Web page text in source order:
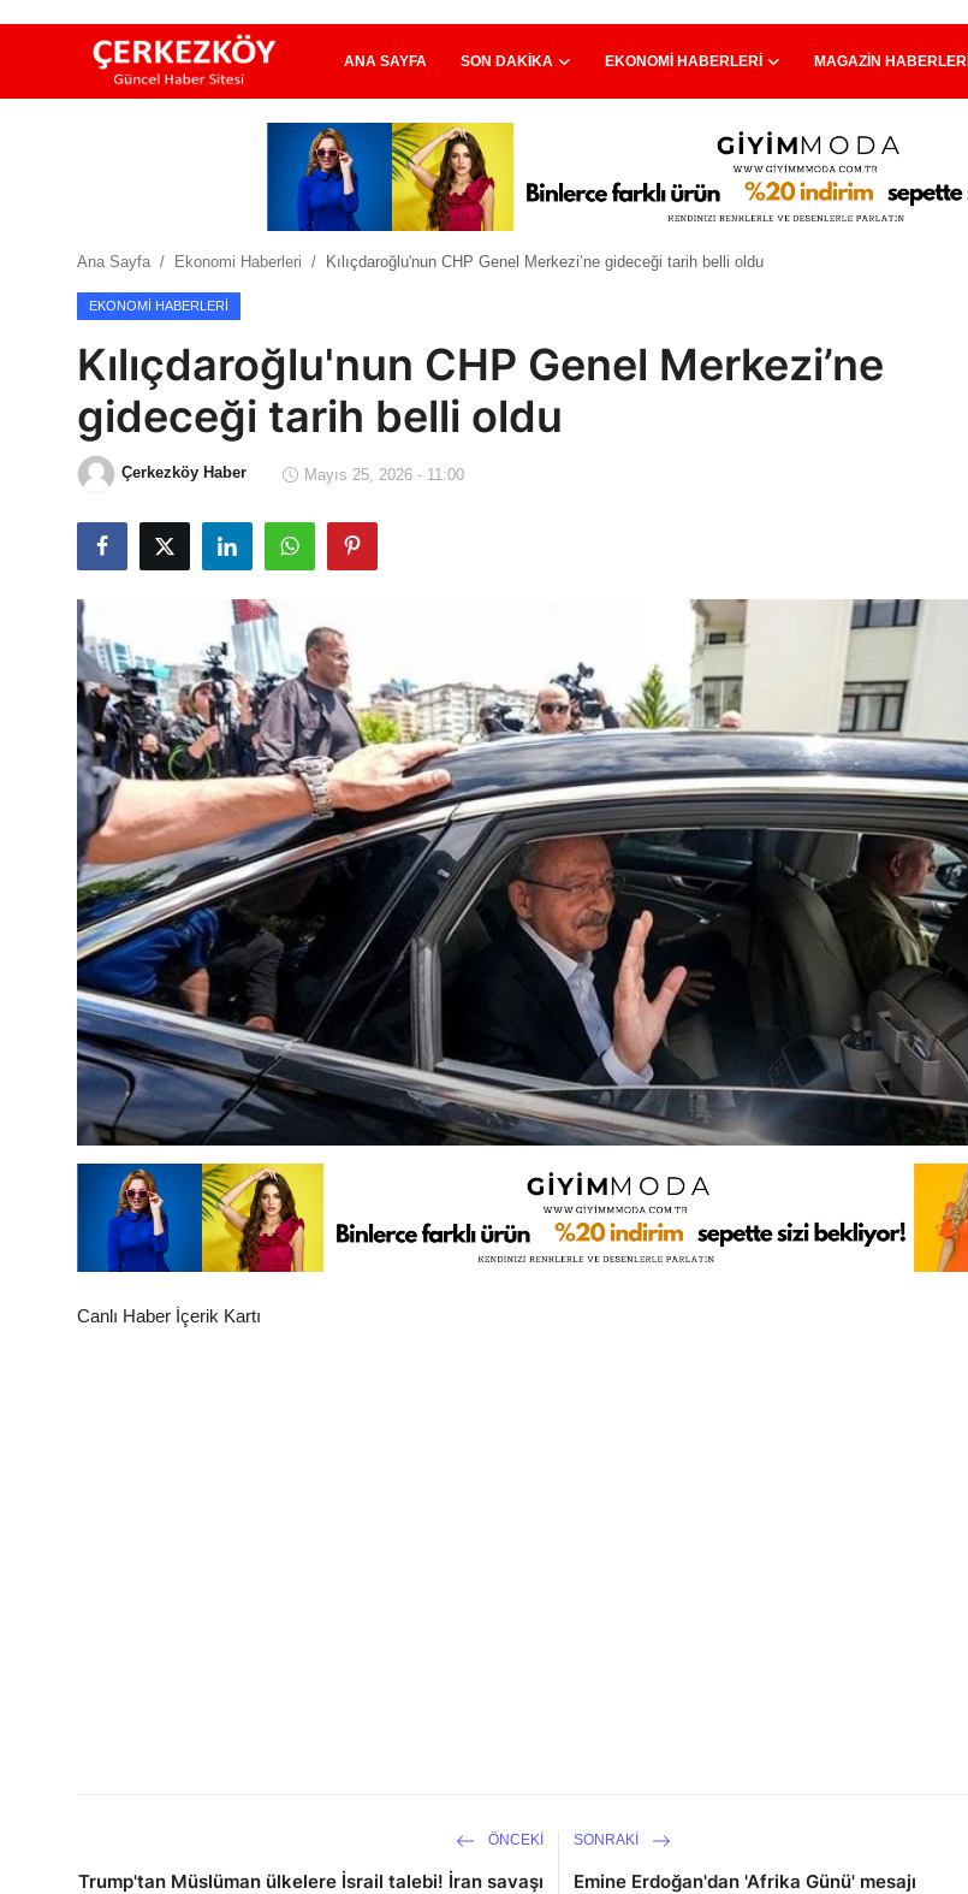
ANA SAYFA SON DAKIKA EKONOMI HABERLERI MAGAZIN HABERLERI
Ekonomi Haberleri
Spor Haberleri
Teknoloji Haberleri
Çerkezköy
Ana Sayfa Ekonomi Haberleri Kılıçdaroğlu'nun CHP Genel Merkezi’ne gideceği tarih belli oldu
EKONOMI HABERLERI
Kılıçdaroğlu'nun CHP Genel Merkezi’ne
gideceği tarih belli oldu
Çerkezköy Haber Mayıs 25, 2026 - 11:00
Canlı Haber İçerik Kartı
ÖNCEKI
Trump'tan Müslüman ülkelere İsrail talebi! İran savaşı
SONRAKI
Emine Erdoğan'dan 'Afrika Günü' mesajı